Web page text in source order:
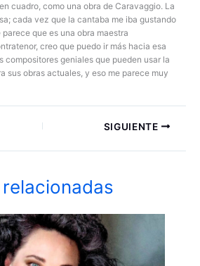
cuadro, como una obra de Caravaggio. La
cada vez que la cantaba me iba gustando
parece que es una obra maestra
creo que puedo ir más hacia esa
compositores geniales que pueden usar la
sus obras actuales, y eso me parece muy
SIGUIENTE